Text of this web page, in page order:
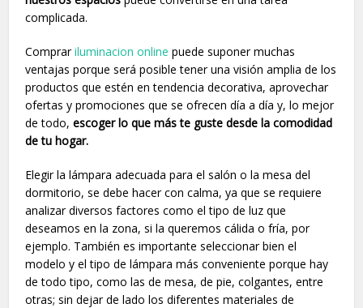
complicada.
Comprariluminacion online puede suponer muchas
ventajas porque será posible tener una visión amplia de los
productos que estén en tendencia decorativa, aprovechar
ofertas y promociones que se ofrecen día a día y, lo mejor
de todo,escoger lo que más te guste desde la comodidad
de tu hogar.
Elegir la lámpara adecuada para el salón o la mesa del
dormitorio, se debe hacer con calma, ya que se requiere
analizar diversos factores como el tipo de luz que
deseamos en la zona, si la queremos cálida o fría, por
ejemplo. También es importante seleccionar bien el
modelo y el tipo de lámpara más conveniente porque hay
de todo tipo, como las de mesa, de pie, colgantes, entre
otras; sin dejar de lado los diferentes materiales de